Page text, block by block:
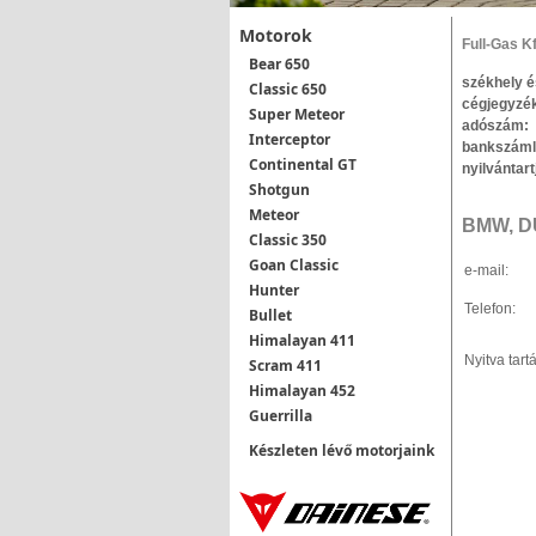
Motorok
Bear 650
Classic 650
Super Meteor
Interceptor
Continental GT
Shotgun
Meteor
Classic 350
Goan Classic
Hunter
Bullet
Himalayan 411
Scram 411
Himalayan 452
Guerrilla
Készleten lévő motorjaink
Full-Gas
székhely
BMW,
e-mail:
Telefon:
Nyitva